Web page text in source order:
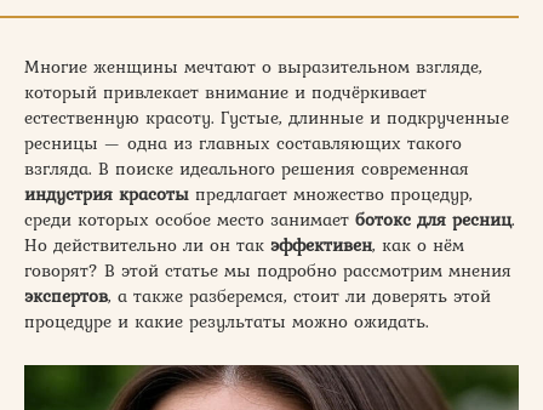
Многие женщины мечтают о выразительном взгляде,
который привлекает внимание и подчёркивает
естественную красоту. Густые, длинные и подкрученные
ресницы — одна из главных составляющих такого
взгляда. В поиске идеального решения современная
индустрия красоты предлагает множество процедур,
среди которых особое место занимает ботокс для ресниц.
Но действительно ли он так эффективен, как о нём
говорят? В этой статье мы подробно рассмотрим мнения
экспертов, а также разберемся, стоит ли доверять этой
процедуре и какие результаты можно ожидать.